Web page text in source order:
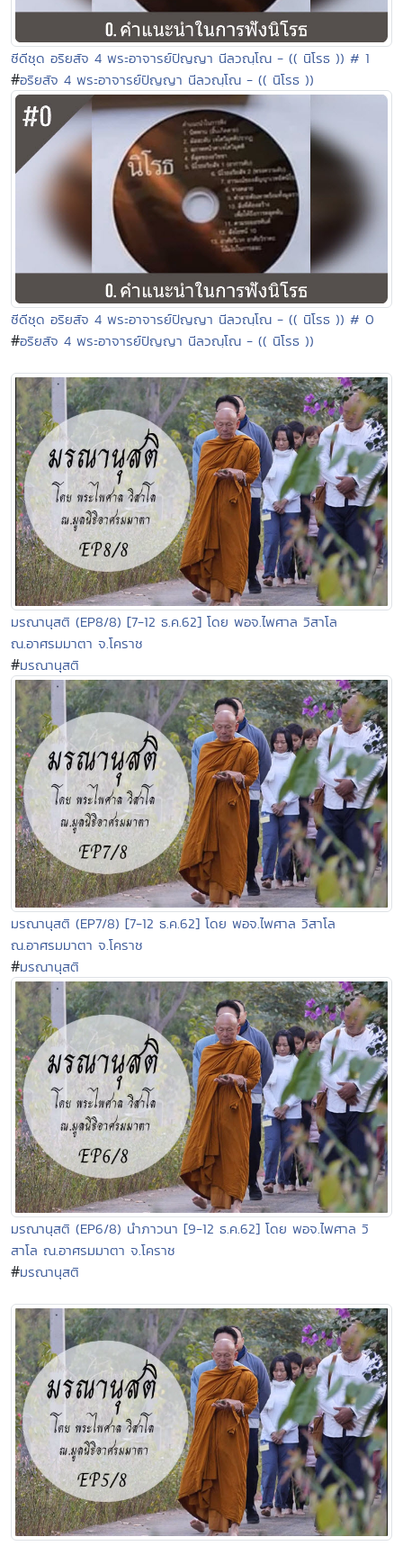
ซีดีชุด อริยสัจ 4 พระอาจารย์ปัญญา นีลวณฺโณ - (( นิโรธ )) # 1
#อริยสัจ 4 พระอาจารย์ปัญญา นีลวณฺโณ - (( นิโรธ ))
ซีดีชุด อริยสัจ 4 พระอาจารย์ปัญญา นีลวณฺโณ - (( นิโรธ )) # 0
#อริยสัจ 4 พระอาจารย์ปัญญา นีลวณฺโณ - (( นิโรธ ))
มรณานุสติ (EP8/8) [7-12 ธ.ค.62] โดย พอจ.ไพศาล วิสาโล
ณ.อาศรมมาตา จ.โคราช
#มรณานุสติ
มรณานุสติ (EP7/8) [7-12 ธ.ค.62] โดย พอจ.ไพศาล วิสาโล
ณ.อาศรมมาตา จ.โคราช
#มรณานุสติ
มรณานุสติ (EP6/8) นำภาวนา [9-12 ธ.ค.62] โดย พอจ.ไพศาล วิ
สาโล ณ.อาศรมมาตา จ.โคราช
#มรณานุสติ